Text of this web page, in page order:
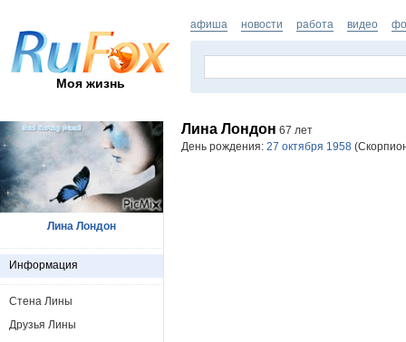
Моя жизнь
афиша новости работа видео
Лина Лондон 67 лет
День рождения: 27 октября 1958
Лина Лондон
Информация
Стена Лины
Друзья Лины